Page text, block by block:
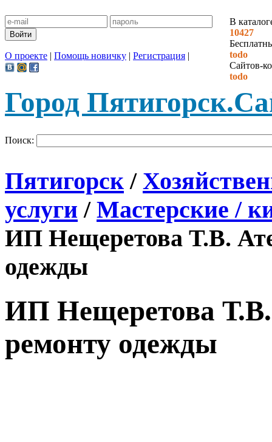
В
10427
todo
Сайтов-
todo
О проекте | Помощь новичку | Регистрация |
Город Пятигорск.
Поиск:
Пятигорск /
услуги / Мастерские /
ИП Нещеретова Т.В.
одежды
ИП Нещеретова
ремонту одежды